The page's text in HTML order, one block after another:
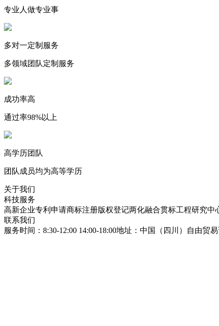
专业人做专业事
多对一定制服务
多领域团队定制服务
成功率高
通过率98%以上
高学历团队
团队成员均为高等学历
关于我们
科技服务
高新企业专利申请商标注册版权登记两化融合贯标工程研究中
联系我们
服务时间：8:30-12:00 14:00-18:00地址：中国（四川）自由贸